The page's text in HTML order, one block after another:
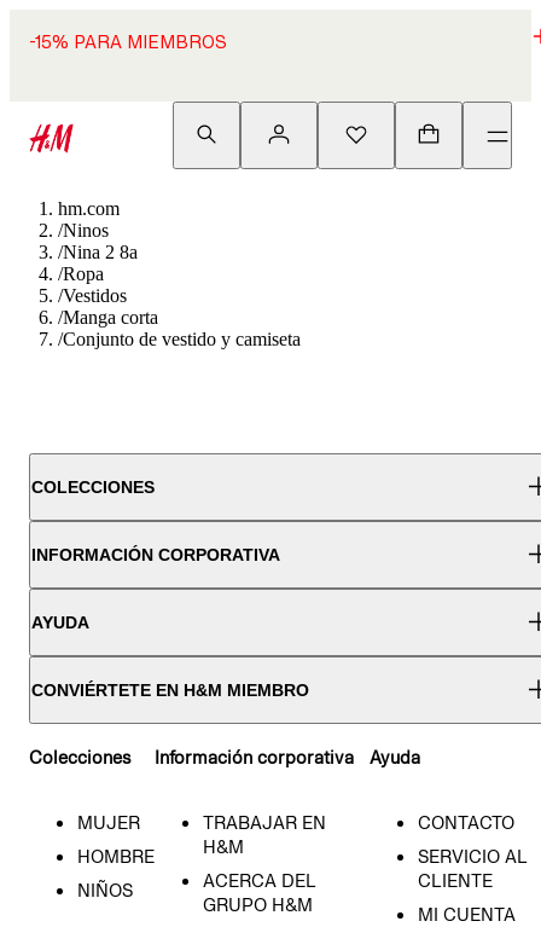
-15% PARA MIEMBROS
hm.com
/Ninos
/Nina 2 8a
/Ropa
/Vestidos
/Manga corta
/Conjunto de vestido y camiseta
COLECCIONES
INFORMACIÓN CORPORATIVA
AYUDA
CONVIÉRTETE EN H&M MIEMBRO
Colecciones
MUJER
HOMBRE
NIÑOS
Información corporativa
TRABAJAR EN
H&M
ACERCA DEL
GRUPO H&M
Ayuda
CONTACTO
SERVICIO AL
CLIENTE
MI CUENTA